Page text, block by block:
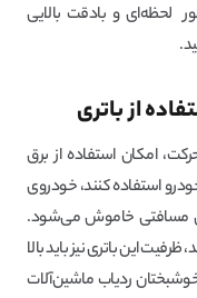
لحظه‌ای و بادقت بالایی
از باتری
امکان استفاده از برق
استفاده کنند، خودروی
مسافتی خاموش می‌شود.
ظرفیت این باتری نیز باید بالا
ردیاب ماشین‌آلات